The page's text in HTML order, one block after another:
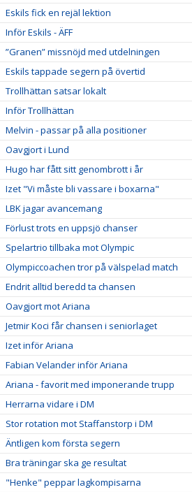
Eskils fick en rejäl lektion
Inför Eskils - ÄFF
”Granen” missnöjd med utdelningen
Eskils tappade segern på övertid
Trollhättan satsar lokalt
Inför Trollhättan
Melvin - passar på alla positioner
Oavgjort i Lund
Hugo har fått sitt genombrott i år
Izet "Vi måste bli vassare i boxarna"
LBK jagar avancemang
Förlust trots en uppsjö chanser
Spelartrio tillbaka mot Olympic
Olympiccoachen tror på välspelad match
Endrit alltid beredd ta chansen
Oavgjort mot Ariana
Jetmir Koci får chansen i seniorlaget
Izet inför Ariana
Fabian Velander inför Ariana
Ariana - favorit med imponerande trupp
Herrarna vidare i DM
Stor rotation mot Staffanstorp i DM
Äntligen kom första segern
Bra träningar ska ge resultat
"Henke" peppar lagkompisarna